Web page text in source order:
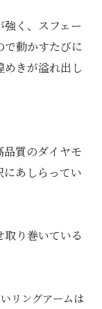
く、スフェー
で動かすたびに
きが溢れ出し
質のダイヤモ
あしらってい
り巻いている
リングアームは